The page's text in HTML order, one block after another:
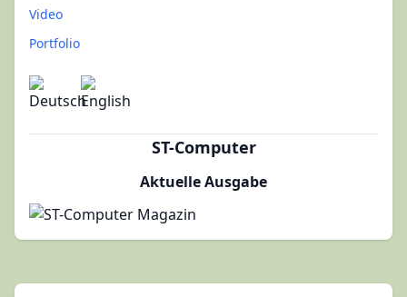
Video
Portfolio
ST-Computer
Aktuelle Ausgabe